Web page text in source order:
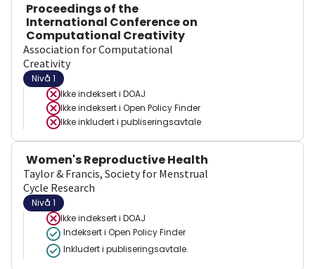
Proceedings of the
International Conference on
Computational Creativity
Association for Computational
Creativity
Nivå 1
Ikke indeksert i DOAJ
Ikke indeksert i Open Policy Finder
Ikke inkludert i publiseringsavtale
Women's Reproductive Health
Taylor & Francis, Society for Menstrual
Cycle Research
Nivå 1
Ikke indeksert i DOAJ
Indeksert i Open Policy Finder
Inkludert i publiseringsavtale.